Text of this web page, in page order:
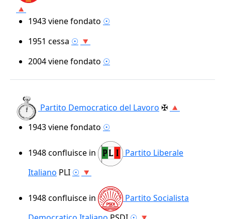
🔺
1943viene fondato ☉
1951 cessa ☉ 🔻
2004viene fondato ☉
Partito Democratico del Lavoro ✠ 🔺
1943viene fondato ☉
1948confluisce in
Partito Liberale
Italiano PLI ☉ 🔻
1948confluisce in
Partito Socialista